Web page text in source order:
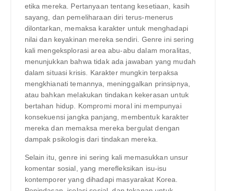
etika mereka. Pertanyaan tentang kesetiaan, kasih
sayang, dan pemeliharaan diri terus-menerus
dilontarkan, memaksa karakter untuk menghadapi
nilai dan keyakinan mereka sendiri. Genre ini sering
kali mengeksplorasi area abu-abu dalam moralitas,
menunjukkan bahwa tidak ada jawaban yang mudah
dalam situasi krisis. Karakter mungkin terpaksa
mengkhianati temannya, meninggalkan prinsipnya,
atau bahkan melakukan tindakan kekerasan untuk
bertahan hidup. Kompromi moral ini mempunyai
konsekuensi jangka panjang, membentuk karakter
mereka dan memaksa mereka bergulat dengan
dampak psikologis dari tindakan mereka.
Selain itu, genre ini sering kali memasukkan unsur
komentar sosial, yang merefleksikan isu-isu
kontemporer yang dihadapi masyarakat Korea.